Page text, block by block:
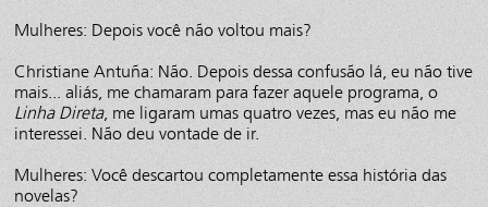
Mulheres: Depois você não voltou mais?
Christiane Antuña: Não. Depois dessa confusão lá, eu não tive
mais... aliás, me chamaram para fazer aquele programa, o
Linha Direta, me ligaram umas quatro vezes, mas eu não me
interessei. Não deu vontade de ir.
Mulheres: Você descartou completamente essa história das
novelas?